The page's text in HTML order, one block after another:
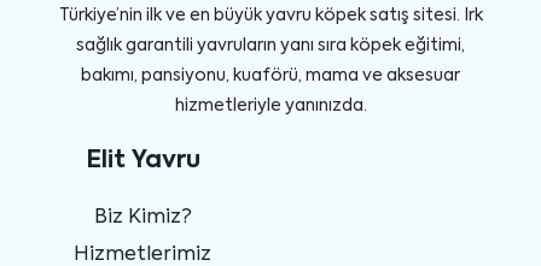
Türkiye’nin ilk ve en büyük yavru köpek satış sitesi. Irk
sağlık garantili yavruların yanı sıra köpek eğitimi,
bakımı, pansiyonu, kuaförü, mama ve aksesuar
hizmetleriyle yanınızda.
Elit Yavru
Biz Kimiz?
Hizmetlerimiz